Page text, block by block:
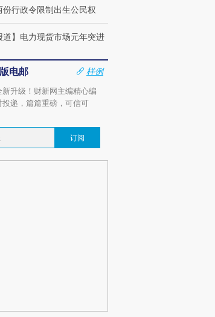
份行政令限制出生公民权
道】电力现货市场元年突进
电邮
样例
升级！财新网主编精心编
递，篇篇重磅，可信可
订阅